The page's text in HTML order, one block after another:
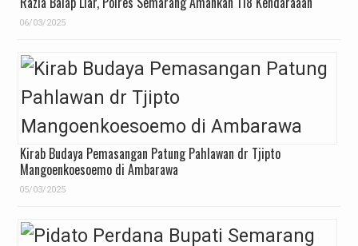
06/03/2025
Kirab Budaya Pemasangan Patung Pahlawan dr Tjipto
Mangoenkoesoemo di Ambarawa
05/03/2025